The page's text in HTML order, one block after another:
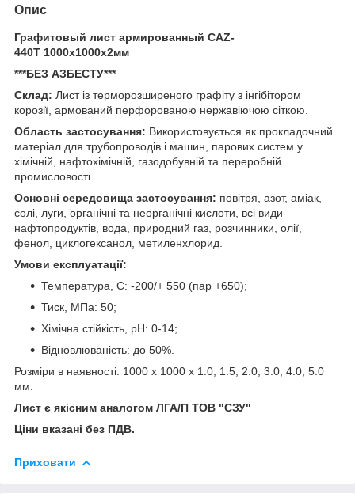
Опис
Графитовый лист армированный CAZ-
440T 1000x1000x2мм
***БЕЗ АЗБЕСТУ***
Склад: Лист із терморозширеного графіту з інгібітором
корозії, армований перфорованою нержавіючою сіткою.
Область застосування: Використовується як прокладочний
матеріал для трубопроводів і машин, парових систем у
хімічній, нафтохімічній, газодобувній та переробній
промисловості.
Основні середовища застосування: повітря, азот, аміак,
солі, луги, органічні та неорганічні кислоти, всі види
нафтопродуктів, вода, природний газ, розчинники, олії,
фенол, циклогексанол, метиленхлорид.
Умови експлуатації:
Температура, С: -200/+ 550 (пар +650);
Тиск, МПа: 50;
Хімічна стійкість, рН: 0-14;
Відновлюваність: до 50%.
Розміри в наявності: 1000 x 1000 x 1.0; 1.5; 2.0; 3.0; 4.0; 5.0
мм.
Лист є якісним аналогом ЛГА/П ТОВ "СЗУ"
Ціни вказані без ПДВ.
Приховати